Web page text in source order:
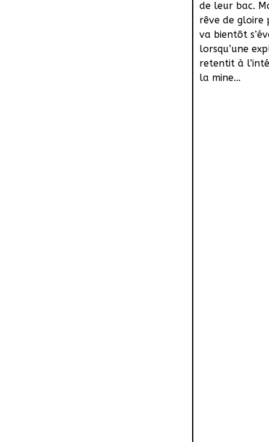
de leur bac.
rêve de gloire
va bientôt
lorsqu’une
retentit à
la mine…